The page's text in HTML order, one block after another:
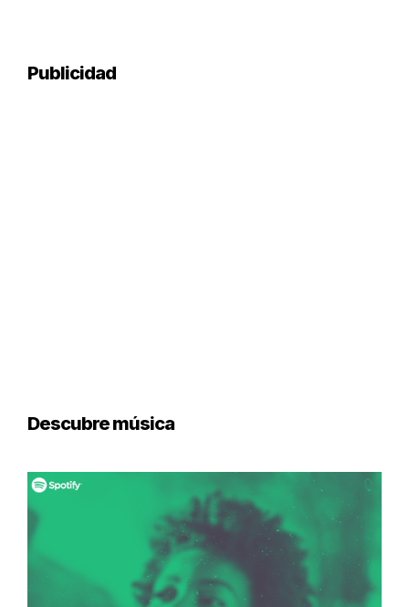
Publicidad
Descubre música